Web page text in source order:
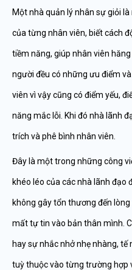
Một nhà quản lý nhân sự giỏi
của từng nhân viên, biết cách
tiềm năng, giúp nhân viên
người đều có những ưu điểm
viên vì vậy cũng có điểm yếu,
năng mắc lỗi. Khi đó nhà lãnh
trích và phê bình nhân viên.
Đây là một trong những công
khéo léo của các nhà lãnh đạo
không gây tổn thương đến
mất tự tin vào bản thân mình.
hay sự nhắc nhở nhẹ nhàng, tế
tuỳ thuộc vào từng trường hợp